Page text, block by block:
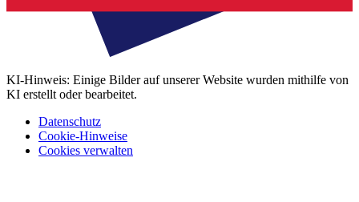
KI-Hinweis: Einige Bilder auf unserer Website wurden mithilfe von
KI erstellt oder bearbeitet.
Datenschutz
Cookie-Hinweise
Cookies verwalten